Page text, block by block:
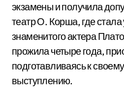
экзамены и получила
театр О. Корша, где стала
знаменитого актера
прожила четыре года,
подготавливаясь к
выступлению.